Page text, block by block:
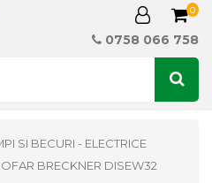
0
0758 066 758
SI BECURI - ELECTRICE
BRECKNER DISEW32